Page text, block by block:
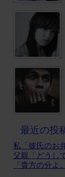
最近の投
私「彼氏のお
父親「どうし
「貴方の分